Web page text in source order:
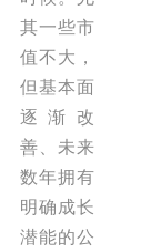
其一些市
值不大，
但基本面
逐渐改
善、未来
数年拥有
明确成长
潜能的公